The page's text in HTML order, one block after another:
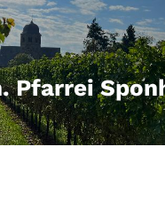
Pfarrei